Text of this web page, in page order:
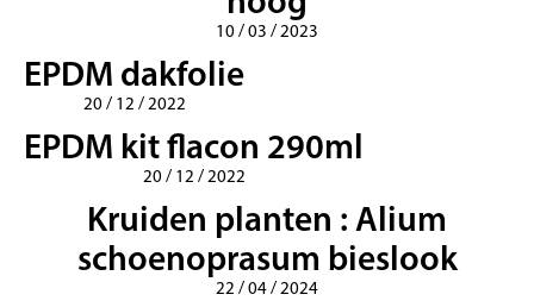
10 / 03 / 2023
EPDM dakfolie
20 / 12 / 2022
EPDM kit flacon 290ml
20 / 12 / 2022
Kruiden planten : Alium
schoenoprasum bieslook
22 / 04 / 2024